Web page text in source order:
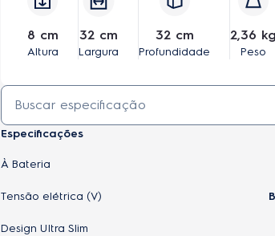
8 cm
Altura
32 cm
Largura
32 cm
Profundidade
2,36 kg
Peso
Especificações
À Bateria
Tensão elétrica (V)
Design Ultra Slim